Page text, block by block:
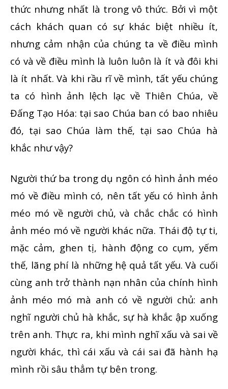
thức nhưng nhất là trong vô thức. Bởi vì một
cách khách quan có sự khác biệt nhiều ít,
nhưng cảm nhận của chúng ta về điều mình
có và về điều mình là luôn luôn là ít và đôi khi
là ít nhất. Và khi rầu rĩ về mình, tất yếu chúng
ta có hình ảnh lệch lạc về Thiên Chúa, về
Đấng Tạo Hóa: tại sao Chúa ban có bao nhiêu
đó, tại sao Chúa làm thế, tại sao Chúa hà
khắc như vậy?
Người thứ ba trong dụ ngôn có hình ảnh méo
mó về điều mình có, nên tất yếu có hình ảnh
méo mó về người chủ, và chắc chắc có hình
ảnh méo mó về người khác nữa. Thái độ tự ti,
mặc cảm, ghen tị, hành động co cụm, yếm
thế, lãng phí là những hệ quả tất yếu. Và cuối
cùng anh trở thành nạn nhân của chính hình
ảnh méo mó mà anh có về người chủ: anh
nghĩ người chủ hà khắc, sự hà khắc ập xuống
trên anh. Thực ra, khi mình nghĩ xấu và sai về
người khác, thì cái xấu và cái sai đã hành hạ
mình rồi sâu thẳm tự bên trong.